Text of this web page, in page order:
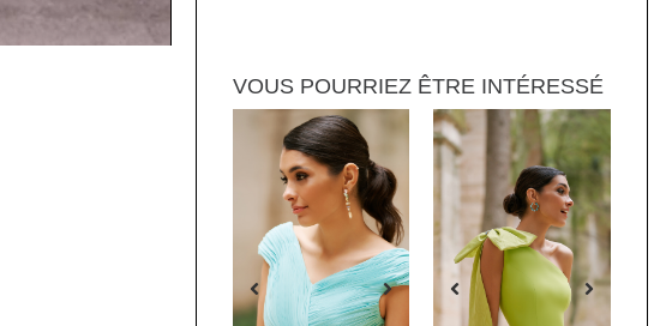
VOUS POURRIEZ ÊTRE INTÉRESSÉ